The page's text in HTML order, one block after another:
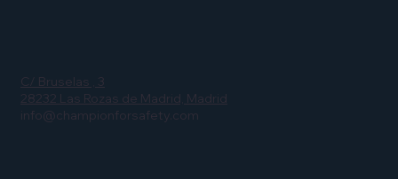
C/ Bruselas , 3
28232 Las Rozas de Madrid, Madrid
info@championforsafety.com